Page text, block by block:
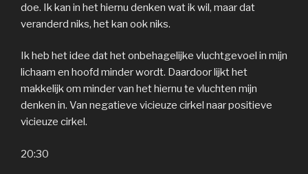
doe. Ik kan in het hiernu denken wat ik wil, maar dat
veranderd niks, het kan ook niks.
Ik heb het idee dat het onbehagelijke vluchtgevoel in mijn
lichaam en hoofd minder wordt. Daardoor lijkt het
makkelijk om minder van het hiernu te vluchten mijn
denken in. Van negatieve vicieuze cirkel naar positieve
vicieuze cirkel.
20:30